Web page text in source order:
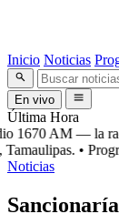
Inicio Noticias
En vivo
Última Hora
1670 AM — la
•
Noticias